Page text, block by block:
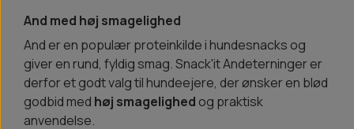
And med høj smagelighed
And er en populær proteinkilde i hundesnacks og
giver en rund, fyldig smag. Snack'it Andeterninger er
derfor et godt valg til hundeejere, der ønsker en blød
godbid med høj smagelighed og praktisk
anvendelse.